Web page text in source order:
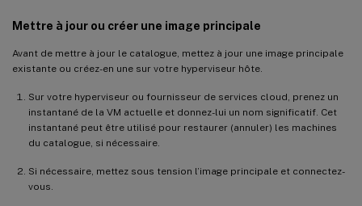
Mettre à jour ou créer une image principale
Avant de mettre à jour le catalogue, mettez à jour une image principale
existante ou créez-en une sur votre hyperviseur hôte.
Sur votre hyperviseur ou fournisseur de services cloud, prenez un
instantané de la VM actuelle et donnez-lui un nom significatif. Cet
instantané peut être utilisé pour restaurer (annuler) les machines
du catalogue, si nécessaire.
Si nécessaire, mettez sous tension l’image principale et connectez-
vous.